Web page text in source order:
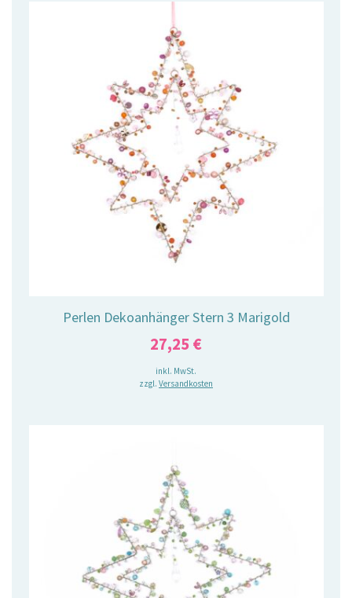
Perlen Dekoanhänger Stern 3 Marigold
27,25 €
inkl. MwSt.
zzgl. Versandkosten